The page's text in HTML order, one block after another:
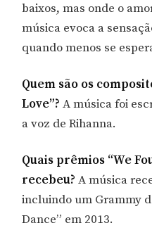
baixos, mas onde o
música evoca a
quando menos se
Quem são os
Love”? A música foi
a voz de Rihanna.
Quais prêmios “We
recebeu? A música
incluindo um Grammy
Dance” em 2013.